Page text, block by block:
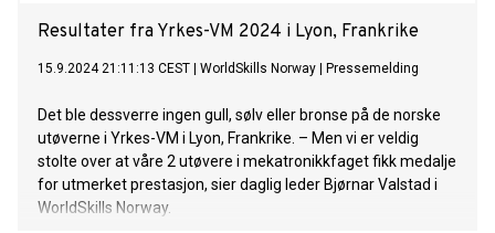
Resultater fra Yrkes-VM 2024 i Lyon, Frankrike
15.9.2024 21:11:13 CEST WorldSkills Norway Pressemelding
Det ble dessverre ingen gull, sølv eller bronse på de norske
utøverne i Yrkes-VM i Lyon, Frankrike. – Men vi er veldig
stolte over at våre 2 utøvere i mekatronikkfaget fikk medalje
for utmerket prestasjon, sier daglig leder Bjørnar Valstad i
WorldSkills Norway.